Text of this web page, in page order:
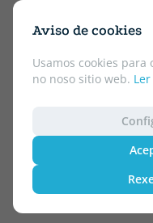
Aviso de cookies
Usamos cookies
no noso sitio web.